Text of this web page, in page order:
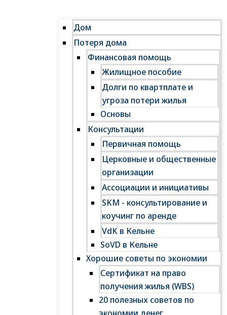
Дом
Потеря дома
Финансовая помощь
Жилищное пособие
Долги по квартплате и
угроза потери жилья
Основы
Консультации
Первичная помощь
Церковные и общественные
организации
Ассоциации и инициативы
SKM - консультирование и
коучинг по аренде
VdK в Кельне
SoVD в Кельне
Хорошие советы по экономии
Сертификат на право
получения жилья (WBS)
20 полезных советов по